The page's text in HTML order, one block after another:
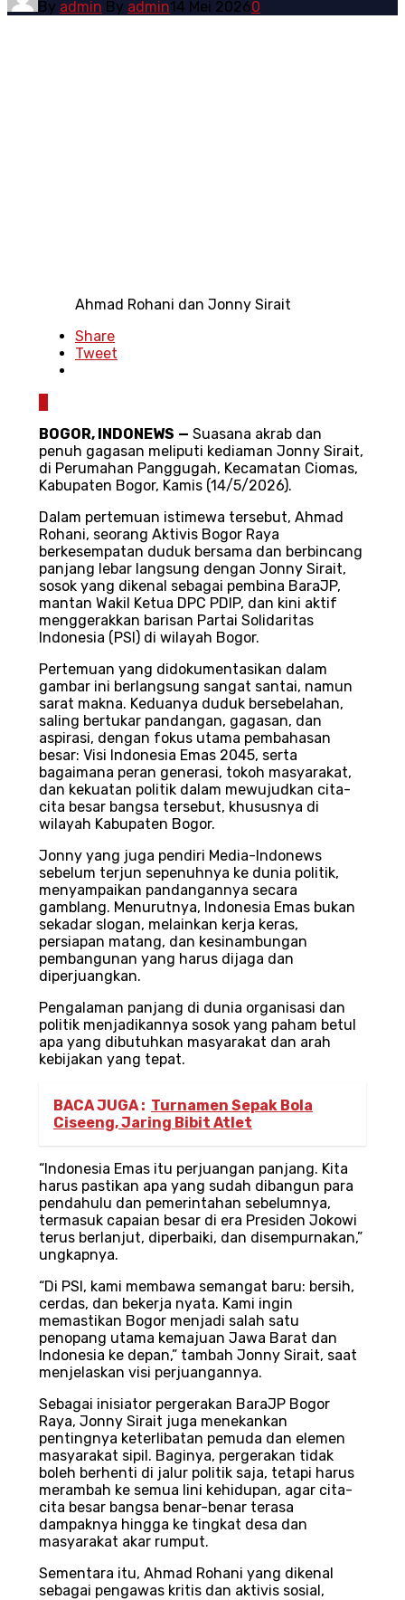
By admin By admin14 Mei 20260
Ahmad Rohani dan Jonny Sirait
Share
Tweet
BOGOR, INDONEWS — Suasana akrab dan
penuh gagasan meliputi kediaman Jonny Sirait,
di Perumahan Panggugah, Kecamatan Ciomas,
Kabupaten Bogor, Kamis (14/5/2026).
Dalam pertemuan istimewa tersebut, Ahmad
Rohani, seorang Aktivis Bogor Raya
berkesempatan duduk bersama dan berbincang
panjang lebar langsung dengan Jonny Sirait,
sosok yang dikenal sebagai pembina BaraJP,
mantan Wakil Ketua DPC PDIP, dan kini aktif
menggerakkan barisan Partai Solidaritas
Indonesia (PSI) di wilayah Bogor.
Pertemuan yang didokumentasikan dalam
gambar ini berlangsung sangat santai, namun
sarat makna. Keduanya duduk bersebelahan,
saling bertukar pandangan, gagasan, dan
aspirasi, dengan fokus utama pembahasan
besar: Visi Indonesia Emas 2045, serta
bagaimana peran generasi, tokoh masyarakat,
dan kekuatan politik dalam mewujudkan cita-
cita besar bangsa tersebut, khususnya di
wilayah Kabupaten Bogor.
Jonny yang juga pendiri Media-Indonews
sebelum terjun sepenuhnya ke dunia politik,
menyampaikan pandangannya secara
gamblang. Menurutnya, Indonesia Emas bukan
sekadar slogan, melainkan kerja keras,
persiapan matang, dan kesinambungan
pembangunan yang harus dijaga dan
diperjuangkan.
Pengalaman panjang di dunia organisasi dan
politik menjadikannya sosok yang paham betul
apa yang dibutuhkan masyarakat dan arah
kebijakan yang tepat.
BACA JUGA : Turnamen Sepak Bola
Ciseeng, Jaring Bibit Atlet
“Indonesia Emas itu perjuangan panjang. Kita
harus pastikan apa yang sudah dibangun para
pendahulu dan pemerintahan sebelumnya,
termasuk capaian besar di era Presiden Jokowi
terus berlanjut, diperbaiki, dan disempurnakan,”
ungkapnya.
“Di PSI, kami membawa semangat baru: bersih,
cerdas, dan bekerja nyata. Kami ingin
memastikan Bogor menjadi salah satu
penopang utama kemajuan Jawa Barat dan
Indonesia ke depan,” tambah Jonny Sirait, saat
menjelaskan visi perjuangannya.
Sebagai inisiator pergerakan BaraJP Bogor
Raya, Jonny Sirait juga menekankan
pentingnya keterlibatan pemuda dan elemen
masyarakat sipil. Baginya, pergerakan tidak
boleh berhenti di jalur politik saja, tetapi harus
merambah ke semua lini kehidupan, agar cita-
cita besar bangsa benar-benar terasa
dampaknya hingga ke tingkat desa dan
masyarakat akar rumput.
Sementara itu, Ahmad Rohani yang dikenal
sebagai pengawas kritis dan aktivis sosial,